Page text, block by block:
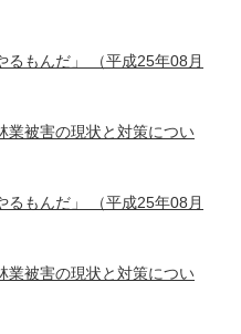
もんだ」
（平成25年08月
業被害の現状と対策につい
もんだ」
（平成25年08月
業被害の現状と対策につい